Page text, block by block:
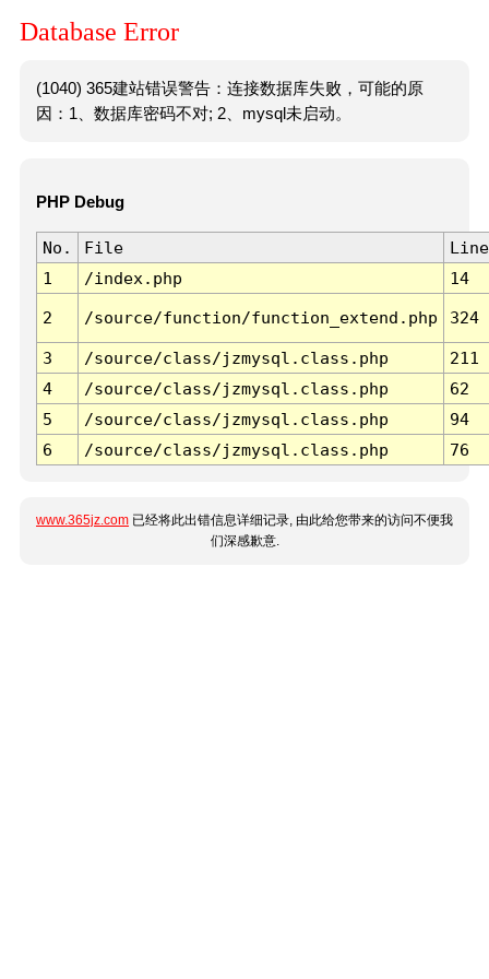
Database Error
(1040) 365建站错误警告：连接数据库失败，可能的原
因：1、数据库密码不对; 2、mysql未启动。
PHP Debug
No. File
Line
1
/index.php 14
2 /source/function/function_extend.php 324
3 /source/class/jzmysql.class.php
211
4
/source/class/jzmysql.class.php
62
5
/source/class/jzmysql.class.php
94
6
/source/class/jzmysql.class.php 76
www.365jz.com 已经将此出错信息详细记录, 由此给您带来的访问不便我
们深感歉意.